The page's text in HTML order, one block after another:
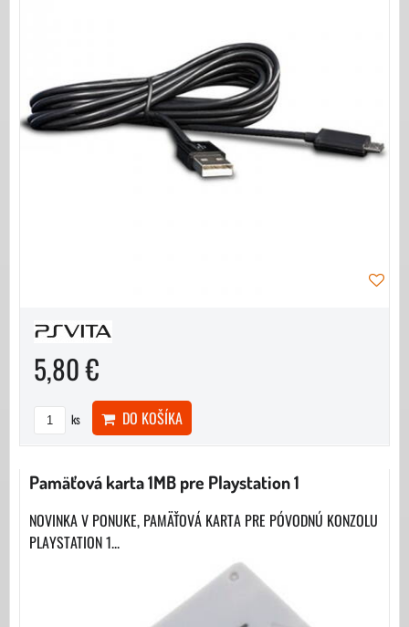
5,80 €
ks DO KOŠÍKA
Pamäťová karta 1MB pre Playstation 1
NOVINKA V PONUKE, PAMÄŤOVÁ KARTA PRE PÓVODNÚ KONZOLU
PLAYSTATION 1...